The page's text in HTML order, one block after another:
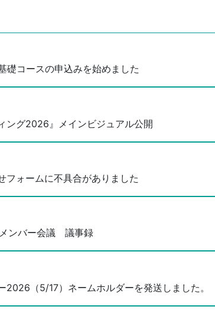
コースの申込みを始めました
ング2026』メインビジュアル公開
フォームに不具合がありました
ンバー会議 議事録
2026（5/17）ネームホルダーを発送しました。